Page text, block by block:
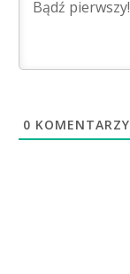
0 KOMENTARZY